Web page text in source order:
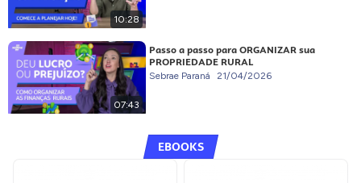
10:28
07:43
Passo a passo para ORGANIZAR sua
PROPRIEDADE RURAL
Sebrae Paraná 21/04/2026
EBOOKS